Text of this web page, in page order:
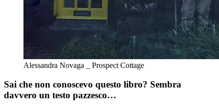
Alessandra Novaga _ Prospect Cottage
Sai che non conoscevo questo libro? Sembra
davvero un testo pazzesco…